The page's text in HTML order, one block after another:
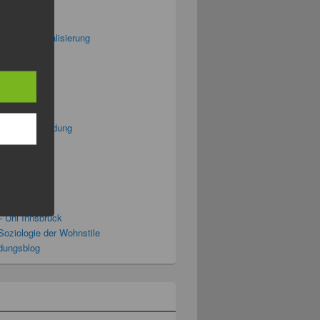
Digitalisierung
politische Bildung
Uni Innsbruck
der Wohnstile